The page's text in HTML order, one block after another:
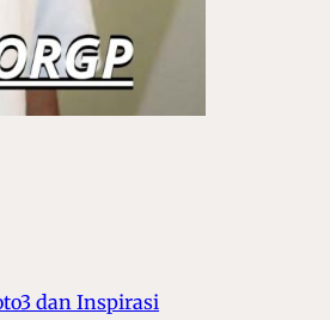
dan Inspirasi